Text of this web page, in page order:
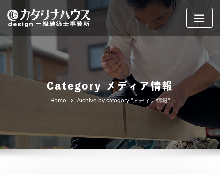
content
Category メディア情報
Home Archive by category "メディア情報"